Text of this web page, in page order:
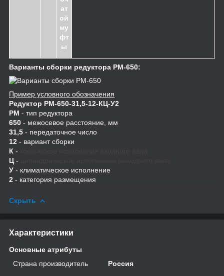
ат
ой
му
фт
ы
Варианты сборки редуктора РМ-650:
Пример условного обозначения
Редуктор РМ-650-31,5-12-КЦ-У2
РМ - тип редуктора
650 - межосевое расстояние, мм
31,5 - передаточное число
12 - вариант сборки
К -
Ц -
У - климатическое исполнение
2 - категория размещения
Скрыть
Характеристики
Основные атрибуты
Страна производитель
Россия